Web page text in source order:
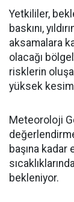
Yetkililer,
baskını,
aksamalara
olacağı
risklerin
yüksek
Meteoroloji
başına
bekleniyor.